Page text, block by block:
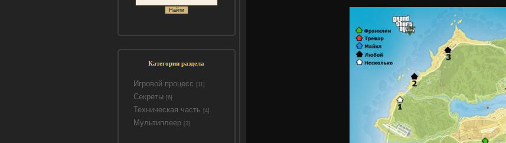
Категории раздела
Игровой процесс [11]
Секреты [6]
Техническая часть [4]
Мультиплеер [3]